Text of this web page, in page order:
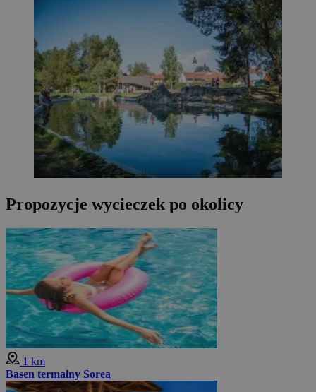
Propozycje wycieczek po okolicy
1 km
Basen termalny Sorea